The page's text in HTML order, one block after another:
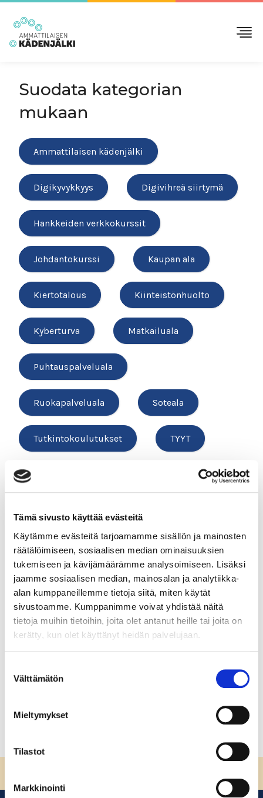
Tämä sivusto käyttää evästeitä
Käytämme evästeitä tarjoamamme sisällön ja mainosten
räätälöimiseen, sosiaalisen median ominaisuuksien
tukemiseen ja kävijämäärämme analysoimiseen. Lisäksi
jaamme sosiaalisen median, mainosalan ja analytiikka-
alan kumppaneillemme tietoja siitä, miten käytät
sivustoamme. Kumppanimme voivat yhdistää näitä
tietoja muihin tietoihin, joita olet antanut heille tai joita on
kerätty, kun olet käyttänyt heidän palvelujaan.
valinta
Välttämätön
Mieltymykset
Tilastot
Markkinointi
Suodata kategorian
mukaan
Ammattilaisen kädenjälki
Digikyvykkyys Digivihreä siirtymä
Hankkeiden verkkokurssit
Johdantokurssi Kaupan ala
Kiertotalous Kiinteistönhuolto
Kyberturva Matkailuala
Puhtauspalveluala
Ruokapalveluala Soteala
Tutkintokoulutukset TYYT
Vastuullinen puhtauspalveluala:
Johdanto
Vastuullinen puhtauspalveluala: Johdanto Tervetuloa
opiskelemaan vastuullista puhtauspalvelualaa!
Vastuullisuus on olennainen osa ammattitaitoa
puhtauspalvelualalla. Ammattilaisella on mahdollisuus
vaikuttaa valinnoillaan koko puhtausalan palveluketjuun